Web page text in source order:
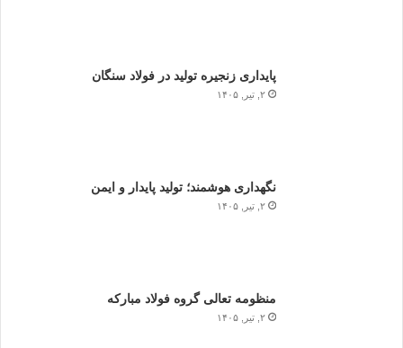
پایداری زنجیره تولید در فولاد سنگان
۲, تیر, ۱۴۰۵
نگهداری هوشمند؛ تولید پایدار و ایمن
۲, تیر, ۱۴۰۵
منظومه تعالی گروه فولاد مبارکه
۲, تیر, ۱۴۰۵